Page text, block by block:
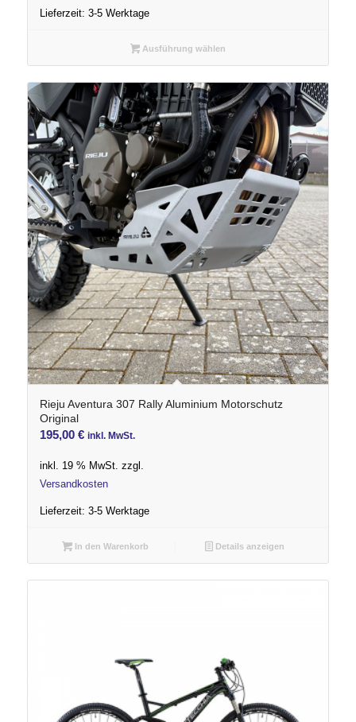
Lieferzeit: 3-5 Werktage
Ausführung wählen
Rieju Aventura 307 Rally Aluminium Motorschutz
Original
195,00 € inkl. MwSt.
inkl. 19 % MwSt. zzgl.
Versandkosten
Lieferzeit: 3-5 Werktage
In den Warenkorb Details anzeigen